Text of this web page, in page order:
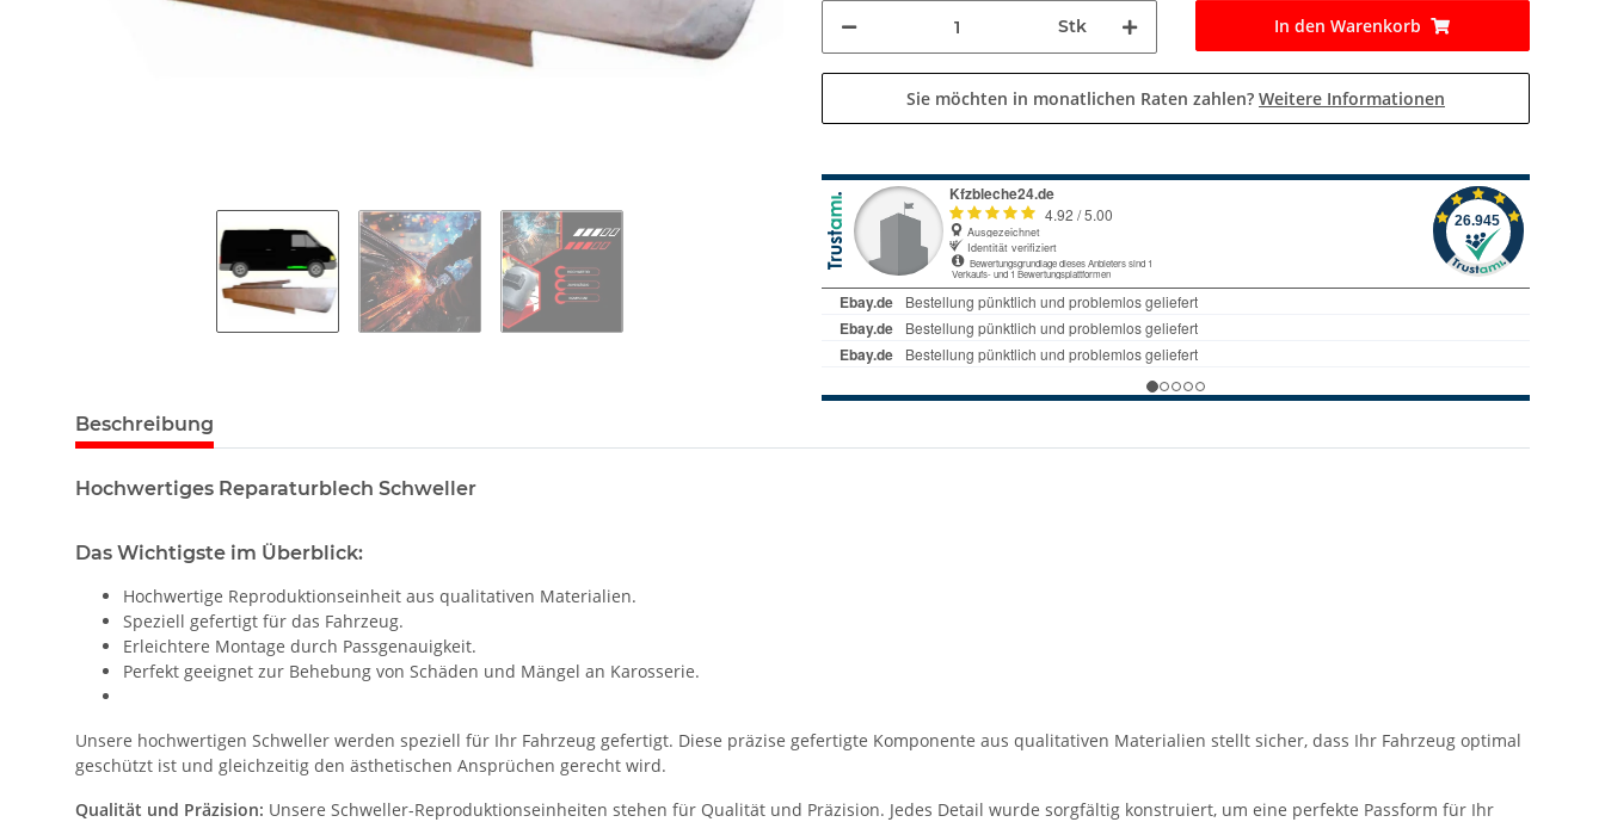
Stk In den Warenkorb
Sie möchten in monatlichen Raten zahlen? Weitere Informationen
Beschreibung
Hochwertiges Reparaturblech Schweller
Das Wichtigste im Überblick:
Hochwertige Reproduktionseinheit aus qualitativen Materialien.
Speziell gefertigt für das Fahrzeug.
Erleichtere Montage durch Passgenauigkeit.
Perfekt geeignet zur Behebung von Schäden und Mängel an Karosserie.
Unsere hochwertigen Schweller werden speziell für Ihr Fahrzeug gefertigt. Diese präzise gefertigte Komponente aus qualitativen Materialien stellt sicher, dass Ihr Fahrzeug optimal
geschützt ist und gleichzeitig den ästhetischen Ansprüchen gerecht wird.
Qualität und Präzision: Unsere Schweller-Reproduktionseinheiten stehen für Qualität und Präzision. Jedes Detail wurde sorgfältig konstruiert, um eine perfekte Passform für Ihr